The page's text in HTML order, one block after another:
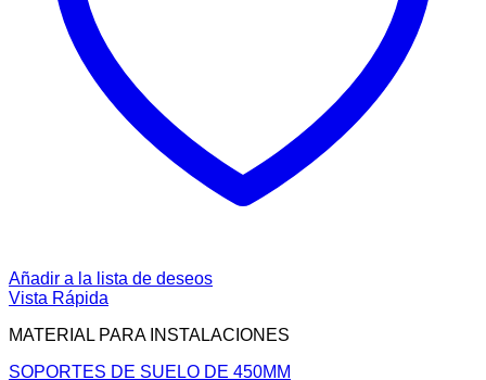
Añadir a la lista de deseos
Vista Rápida
MATERIAL PARA INSTALACIONES
SOPORTES DE SUELO DE 450MM